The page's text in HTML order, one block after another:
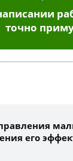
точно
его